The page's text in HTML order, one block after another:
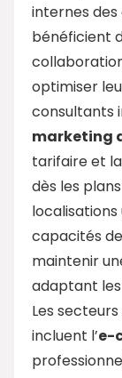
internes
bénéficient
optimiser
consultants
marketing
tarifaire et
dès les
capacités
maintenir
adaptant
Les
incluent l’e-